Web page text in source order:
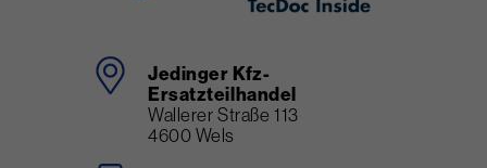
Jedinger Kfz-
Ersatzteilhandel
Wallerer Straße 113
4600 Wels